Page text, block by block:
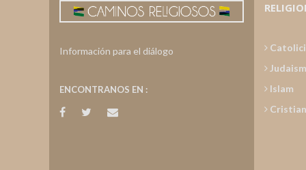
Información para el diálogo
ENCONTRANOS EN :
Islam